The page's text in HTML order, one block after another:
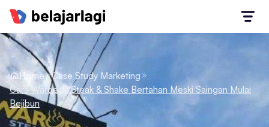
Home
Case Study Marketing
Cara Waroeng Steak & Shake Bertahan Meski Saingan Mulai
Bejibun